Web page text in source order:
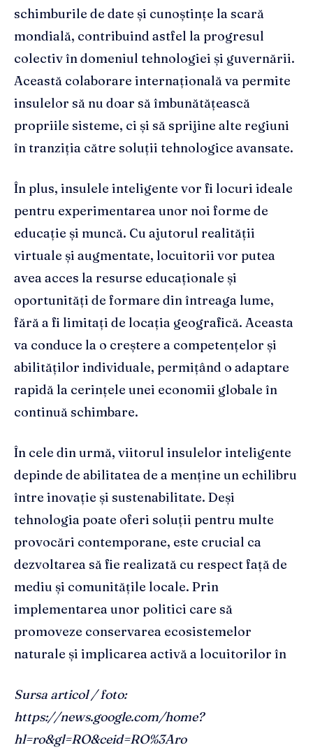
schimburile de date și cunoștințe la scară
mondială, contribuind astfel la progresul
colectiv în domeniul tehnologiei și guvernării.
Această colaborare internațională va permite
insulelor să nu doar să îmbunătățească
propriile sisteme, ci și să sprijine alte regiuni
în tranziția către soluții tehnologice avansate.
În plus, insulele inteligente vor fi locuri ideale
pentru experimentarea unor noi forme de
educație și muncă. Cu ajutorul realității
virtuale și augmentate, locuitorii vor putea
avea acces la resurse educaționale și
oportunități de formare din întreaga lume,
fără a fi limitați de locația geografică. Aceasta
va conduce la o creștere a competențelor și
abilităților individuale, permițând o adaptare
rapidă la cerințele unei economii globale în
continuă schimbare.
În cele din urmă, viitorul insulelor inteligente
depinde de abilitatea de a menține un echilibru
între inovație și sustenabilitate. Deși
tehnologia poate oferi soluții pentru multe
provocări contemporane, este crucial ca
dezvoltarea să fie realizată cu respect față de
mediu și comunitățile locale. Prin
implementarea unor politici care să
promoveze conservarea ecosistemelor
naturale și implicarea activă a locuitorilor în
Sursa articol / foto:
https://news.google.com/home?
hl=ro&gl=RO&ceid=RO%3Aro